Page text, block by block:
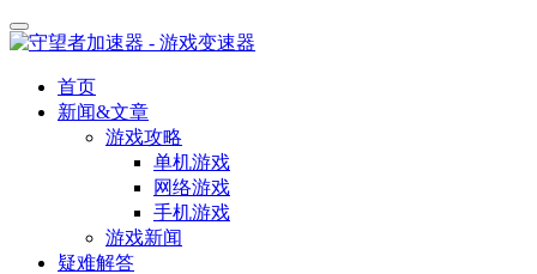
首页
新闻&文章
游戏攻略
单机游戏
网络游戏
手机游戏
游戏新闻
疑难解答